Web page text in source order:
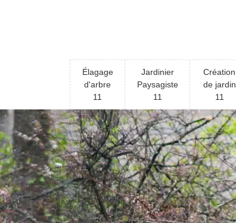
Élagage
d'arbre
11
Jardinier
Paysagiste
11
Création
de jardin
11